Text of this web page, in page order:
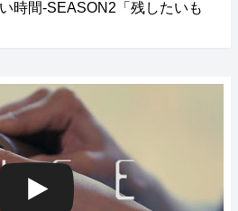
時間‐SEASON2「残したいも